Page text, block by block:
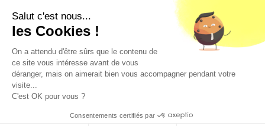
est exigée au moment de la vente en ligne.
CODE DE LA SANTE PUBLIQUE, ART. L. 3342-1 et L. 3353-3
L'abus d'alcool est dangereux pour la santé. Sachez
Salut c'est nous...
les Cookies !
On a attendu d'être sûrs que le contenu de
ce site vous intéresse avant de vous
déranger, mais on aimerait bien vous accompagner pendant votre
visite...
C'est OK pour vous ?
Consentements certifiés par